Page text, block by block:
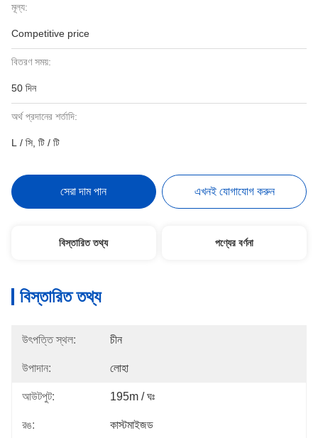
মূল্য:
Competitive price
বিতরণ সময়:
50 দিন
অর্থ প্রদানের শর্তাদি:
L / সি, টি / টি
সেরা দাম পান এখনই যোগাযোগ করুন
বিস্তারিত তথ্য পণ্যের বর্ণনা
বিস্তারিত তথ্য
উৎপত্তি স্থল: চীন
উপাদান: লোহা
আউটপুট: 195m / ঘঃ
রঙ: কাস্টমাইজড